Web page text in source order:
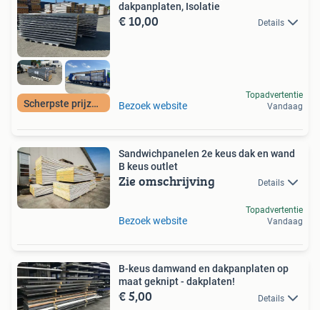
Scherpste prijzen!
dakpanplaten, Isolatie
€ 10,00 Details
Bezoek website
Topadvertentie
Vandaag
Sandwichpanelen 2e keus dak en wand
B keus outlet
Zie omschrijving Details
Bezoek website
Topadvertentie
Vandaag
B-keus damwand en dakpanplaten op
maat geknipt - dakplaten!
€ 5,00 Details